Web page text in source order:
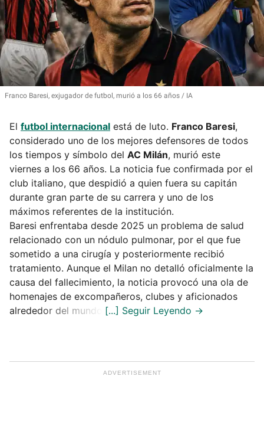
Franco Baresi, exjugador de futbol, murió a los 66 años IA
El futbol internacional está de luto. Franco Baresi,
considerado uno de los mejores defensores de todos
los tiempos y símbolo del AC Milán, murió este
viernes a los 66 años. La noticia fue confirmada por el
club italiano, que despidió a quien fuera su capitán
durante gran parte de su carrera y uno de los
máximos referentes de la institución.
Baresi enfrentaba desde 2025 un problema de salud
relacionado con un nódulo pulmonar, por el que fue
sometido a una cirugía y posteriormente recibió
tratamiento. Aunque el Milan no detalló oficialmente la
causa del fallecimiento, la noticia provocó una ola de
homenajes de excompañeros, clubes y aficionados
alrededor del mundo.